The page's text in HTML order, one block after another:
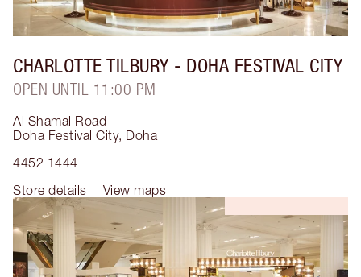
CHARLOTTE TILBURY - DOHA FESTIVAL CITY
OPEN UNTIL 11:00 PM
Al Shamal Road
Doha Festival City, Doha
4452 1444
Store details
View maps